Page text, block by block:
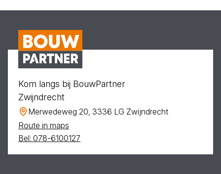
Kom langs bij BouwPartner
Zwijndrecht
Merwedeweg 20, 3336 LG Zwijndrecht
Route in maps
Bel: 078-6100127